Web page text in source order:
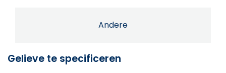
Andere
Gelieve te specificeren